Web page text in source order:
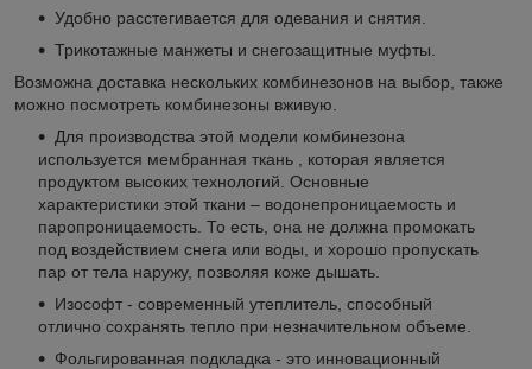
Удобно расстегивается для одевания и снятия.
Трикотажные манжеты и снегозащитные муфты.
Возможна доставка нескольких комбинезонов на выбор, также
можно посмотреть комбинезоны вживую.
Для производства этой модели комбинезона
используется мембранная ткань , которая является
продуктом высоких технологий. Основные
характеристики этой ткани – водонепроницаемость и
паропроницаемость. То есть, она не должна промокать
под воздействием снега или воды, и хорошо пропускать
пар от тела наружу, позволяя коже дышать.
Изософт - современный утеплитель, способный
отлично сохранять тепло при незначительном объеме.
Фольгированная подкладка - это инновационный